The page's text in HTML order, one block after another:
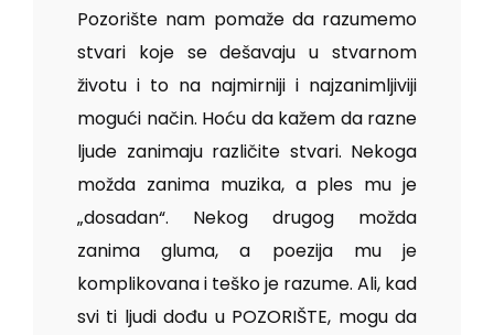
Pozorište nam pomaže da razumemo
stvari koje se dešavaju u stvarnom
životu i to na najmirniji i najzanimljiviji
mogući način. Hoću da kažem da razne
ljude zanimaju različite stvari. Nekoga
možda zanima muzika, a ples mu je
„dosadan“. Nekog drugog možda
zanima gluma, a poezija mu je
komplikovana i teško je razume. Ali, kad
svi ti ljudi dođu u POZORIŠTE, mogu da